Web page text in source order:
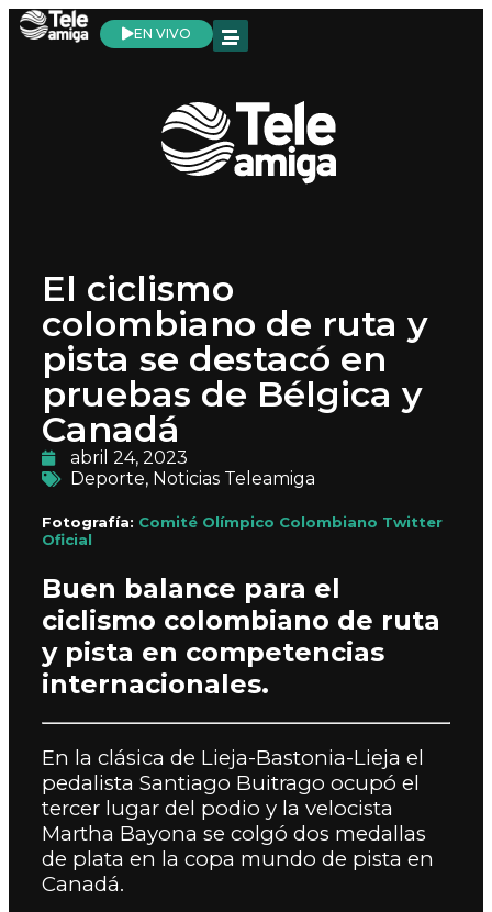
EN VIVO
El ciclismo
colombiano de ruta y
pista se destacó en
pruebas de Bélgica y
Canadá
abril 24, 2023
Deporte, Noticias Teleamiga
Fotografía: Comité Olímpico Colombiano Twitter
Oficial
Buen balance para el
ciclismo colombiano de ruta
y pista en competencias
internacionales.
En la clásica de Lieja-Bastonia-Lieja el
pedalista Santiago Buitrago ocupó el
tercer lugar del podio y la velocista
Martha Bayona se colgó dos medallas
de plata en la copa mundo de pista en
Canadá.